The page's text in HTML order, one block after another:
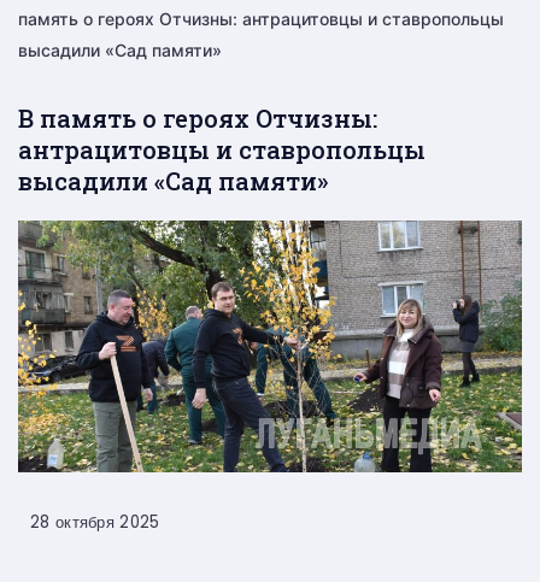
память о героях Отчизны: антрацитовцы и ставропольцы
высадили «Сад памяти»
В память о героях Отчизны:
антрацитовцы и ставропольцы
высадили «Сад памяти»
28 октября 2025